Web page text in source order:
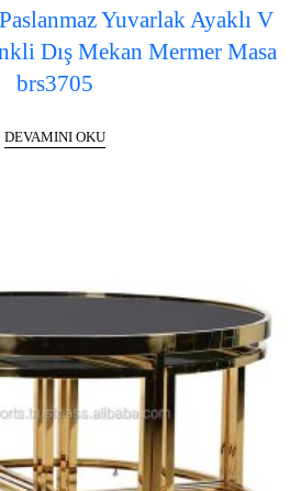
Yuvarlak Ayaklı V
Dış Mekan Mermer Masa
brs3705
DEVAMINI OKU